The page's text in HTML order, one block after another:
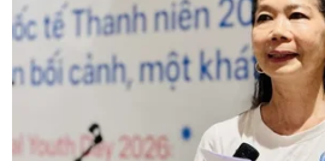
Trung Quốc tiếp tục sở
hối và vàng lớn nhất thế
Tính đến cuối tháng 12/2022, dự